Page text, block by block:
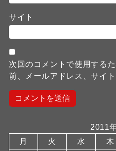
サイト
次回のコメントで使用する
前、メールアドレス、サイト
2011
月
火 水 木